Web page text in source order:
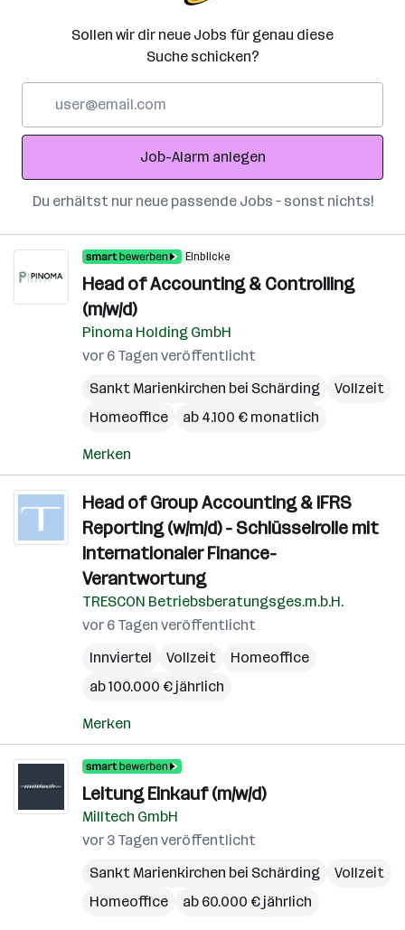
Sollen wir dir neue Jobs für genau diese
Suche schicken?
Adresse
Job-Alarm anlegen
Du erhältst nur neue passende Jobs – sonst nichts!
Einblicke
Head of Accounting & Controlling
(m/w/d)
Pinoma Holding GmbH
vor 6 Tagen veröffentlicht
Sankt Marienkirchen bei Schärding
Vollzeit
Homeoffice
ab 4.100 € monatlich
Merken
Head of Group Accounting & IFRS
Reporting (w/m/d) - Schlüsselrolle mit
internationaler Finance-
Verantwortung
TRESCON Betriebsberatungsges.m.b.H.
vor 6 Tagen veröffentlicht
Innviertel
Vollzeit
Homeoffice
ab 100.000 € jährlich
Merken
Leitung Einkauf (m/w/d)
Milltech GmbH
vor 3 Tagen veröffentlicht
Sankt Marienkirchen bei Schärding
Vollzeit
Homeoffice
ab 60.000 € jährlich